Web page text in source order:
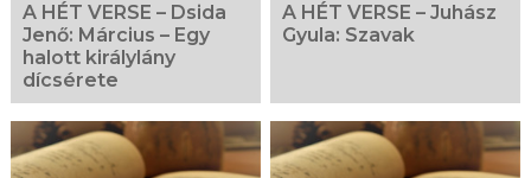
A HÉT VERSE – Dsida
Jenő: Március – Egy
halott királylány
dícsérete
A HÉT VERSE – Juhász
Gyula: Szavak